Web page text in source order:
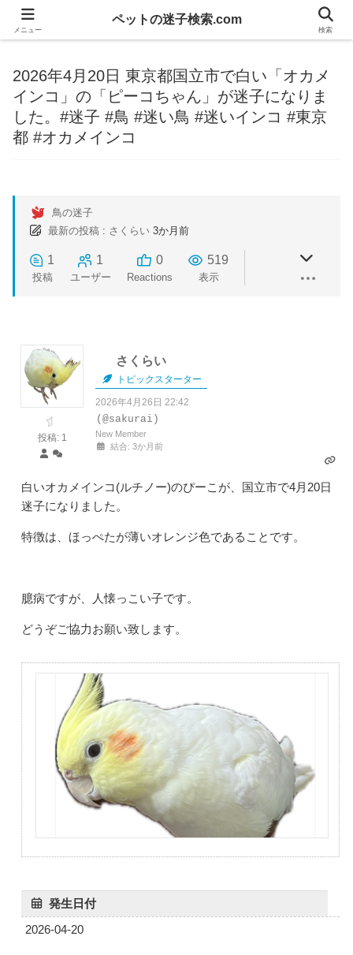
2026年4月20日 東京都国立市で白い「オカメ
インコ」の「ピーコちゃん」が迷子になりま
した。#迷子 #鳥 #迷い鳥 #迷いインコ #東京
都 #オカメインコ
鳥の迷子
最新の投稿 : さくらい 3か月前
1
投稿
1
ユーザー
0
Reactions
519
表示
投稿: 1
さくらい
トピックスターター
2026年4月26日 22:42
(@sakurai)
New Member
結合: 3か月前
白いオカメインコ(ルチノー)のぴーこが、国立市で4月20日
迷子になりました。
特徴は、ほっぺたが薄いオレンジ色であることです。
臆病ですが、人懐っこい子です。
どうぞご協力お願い致します。
発生日付
2026-04-20
メニュー
ペットの迷子検索.com
検索